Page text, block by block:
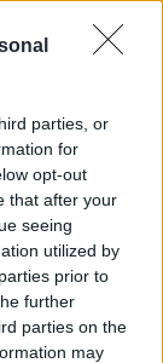
parties, or
for
opt-out
that after your
seeing
utilized by
prior to
further
parties on the
may
hoz,
- ekkor
új
modellek
is
szóló